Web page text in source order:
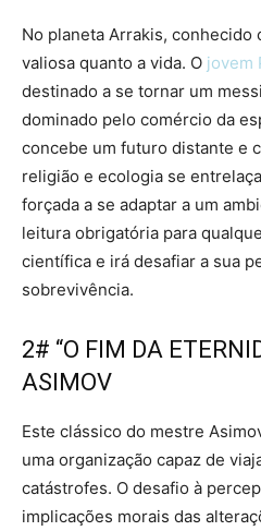
No planeta Arrakis, conhecido
valiosa quanto a vida. O jovem
destinado a se tornar um
dominado pelo comércio da
concebe um futuro distante e
religião e ecologia se
forçada a se adaptar a um
leitura obrigatória para
científica e irá desafiar a sua
sobrevivência.
2# “O FIM DA
ASIMOV
Este clássico do mestre
uma organização capaz de
catástrofes. O desafio à
implicações morais das